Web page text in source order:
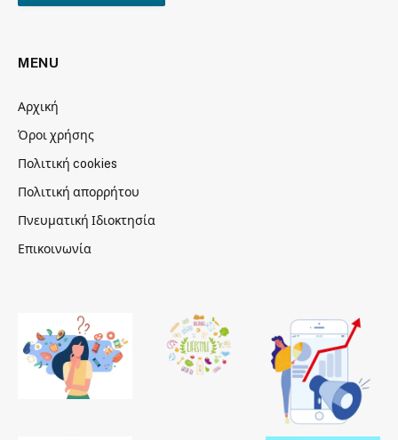
MENU
Αρχική
Όροι χρήσης
Πολιτική cookies
Πολιτική απορρήτου
Πνευματική Ιδιοκτησία
Επικοινωνία